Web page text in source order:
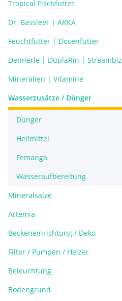
Tropical Fischfutter
Dr. Bassleer | ARKA
Feuchtfutter | Dosenfutter
Dennerle | DuplaRin | Streambiz
Mineralien | Vitamine
Wasserzusätze / Dünger
Dünger
Heilmittel
Femanga
Wasseraufbereitung
Mineralsalze
Artemia
Beckeneinrichtung / Deko
Filter / Pumpen / Heizer
Beleuchtung
Bodengrund